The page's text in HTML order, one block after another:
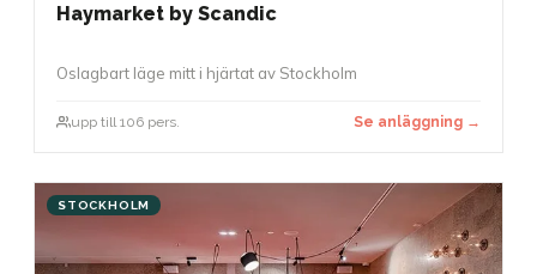
Haymarket by Scandic
Oslagbart läge mitt i hjärtat av Stockholm
upp till 106 pers. Se anläggning →
STOCKHOLM